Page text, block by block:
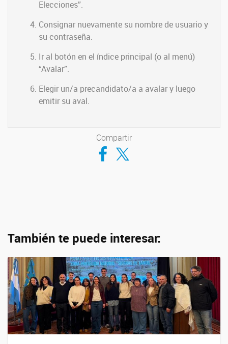
Elecciones”.
Consignar nuevamente su nombre de usuario y
su contraseña.
Ir al botón en el índice principal (o al menú)
“Avalar”.
Elegir un/a precandidato/a a avalar y luego
emitir su aval.
Compartir
Compartir en Facebook
Compartir en Twitter
También te puede interesar: